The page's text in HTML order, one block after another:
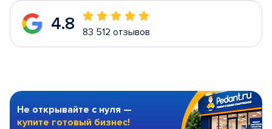
4.8 83 512 отзывов
Не открывайте с нуля —
купите готовый бизнес!